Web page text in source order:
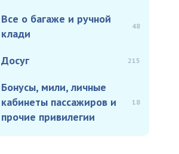
Все о багаже и ручной
клади
48
Досуг 215
Бонусы, мили, личные
кабинеты пассажиров и
прочие привилегии
18